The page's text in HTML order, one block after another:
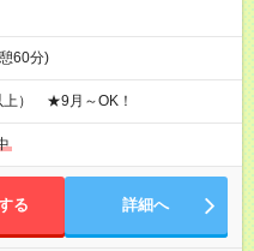
60分)
上） ★9月～OK！
る 詳細へ